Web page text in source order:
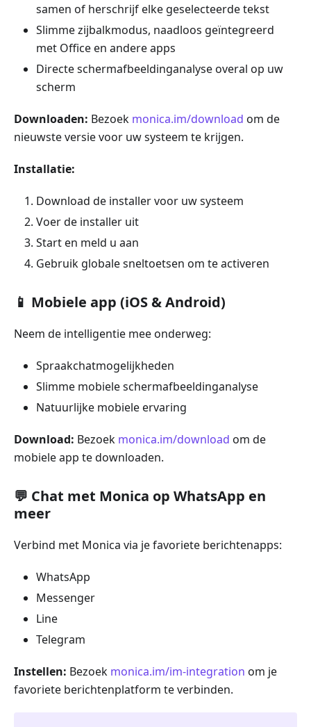
samen of herschrijf elke geselecteerde tekst
Slimme zijbalkmodus, naadloos geïntegreerd
met Office en andere apps
Directe schermafbeeldinganalyse overal op uw
scherm
Downloaden: Bezoek monica.im/download om de
nieuwste versie voor uw systeem te krijgen.
Installatie:
Download de installer voor uw systeem
Voer de installer uit
Start en meld u aan
Gebruik globale sneltoetsen om te activeren
📱 Mobiele app (iOS & Android)
Neem de intelligentie mee onderweg:
Spraakchatmogelijkheden
Slimme mobiele schermafbeeldinganalyse
Natuurlijke mobiele ervaring
Download: Bezoek monica.im/download om de
mobiele app te downloaden.
💬 Chat met Monica op WhatsApp en
meer
Verbind met Monica via je favoriete berichtenapps:
WhatsApp
Messenger
Line
Telegram
Instellen: Bezoek monica.im/im-integration om je
favoriete berichtenplatform te verbinden.